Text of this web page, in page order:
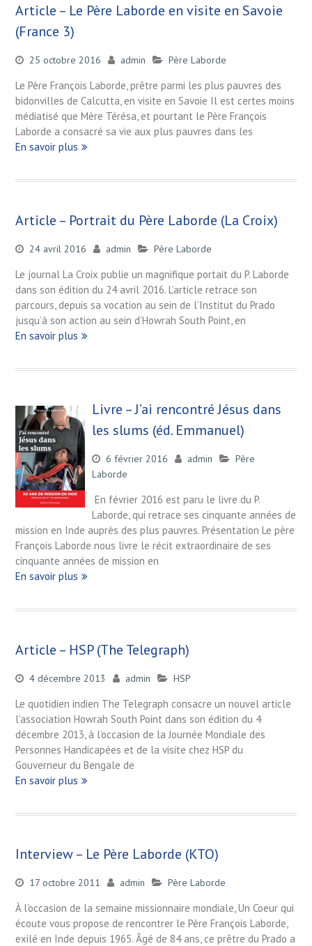
Article – Le Père Laborde en visite en Savoie
(France 3)
25 octobre 2016 admin Père Laborde
Le Père François Laborde, prêtre parmi les plus pauvres des
bidonvilles de Calcutta, en visite en Savoie Il est certes moins
médiatisé que Mère Térésa, et pourtant le Père François
Laborde a consacré sa vie aux plus pauvres dans les
En savoir plus
Article – Portrait du Père Laborde (La Croix)
24 avril 2016 admin Père Laborde
Le journal La Croix publie un magnifique portait du P. Laborde
dans son édition du 24 avril 2016. L’article retrace son
parcours, depuis sa vocation au sein de l’Institut du Prado
jusqu’à son action au sein d’Howrah South Point, en
En savoir plus
Livre – J’ai rencontré Jésus dans
les slums (éd. Emmanuel)
6 février 2016 admin
Père
Laborde
En février 2016 est paru le livre du P.
Laborde, qui retrace ses cinquante années de
mission en Inde auprès des plus pauvres. Présentation Le père
François Laborde nous livre le récit extraordinaire de ses
cinquante années de mission en
En savoir plus
Article – HSP (The Telegraph)
4 décembre 2013 admin HSP
Le quotidien indien The Telegraph consacre un nouvel article
l’association Howrah South Point dans son édition du 4
décembre 2013, à l’occasion de la Journée Mondiale des
Personnes Handicapées et de la visite chez HSP du
Gouverneur du Bengale de
En savoir plus
Interview – Le Père Laborde (KTO)
17 octobre 2011 admin Père Laborde
À l’occasion de la semaine missionnaire mondiale, Un Coeur qui
écoute vous propose de rencontrer le Père François Laborde,
exilé en Inde depuis 1965. Âgé de 84 ans, ce prêtre du Prado a